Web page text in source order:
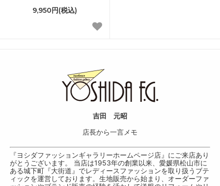
9,950円(税込)
吉田 元昭
店長から一言メモ
『ヨシダファッションギャラリーホームページ店』にご来店あり
がとうございます。 当店は1953年の創業以来、愛媛県松山市に
ある城下町『大街道』でレディースファッションを取り扱うブテ
ィックを運営しております。生地販売から始まり、オーダーファ